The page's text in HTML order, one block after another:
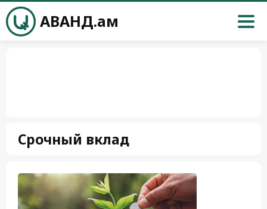
АВАНД.ам
Срочный вклад